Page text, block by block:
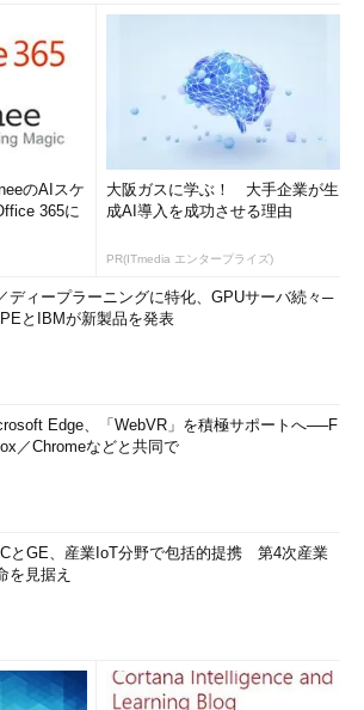
のAIスケ
365に
大阪ガスに学ぶ！ 大手企業が生
成AI導入を成功させる理由
PR(ITmedia エンタープライズ)
ディープラーニングに特化、GPUサーバ続々─
とIBMが新製品を発表
Edge、「WebVR」を積極サポートへ──F
／Chromeなどと共同で
とGE、産業IoT分野で包括的提携 第4次産業
を見据え